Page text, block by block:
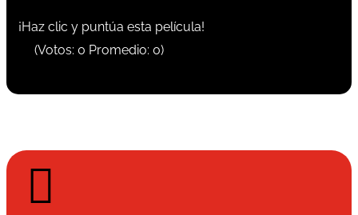
¡Haz clic y puntúa esta película!
(Votos: 0 Promedio: 0)
